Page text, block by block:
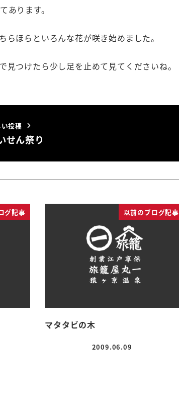
あります。
ほらといろんな花が咲き始めました。
つけたら少し足を止めて見てくださいね。
投稿
せん祭り
グ記事 以前のブログ記事
マタタビの木
投稿日
2009.06.09